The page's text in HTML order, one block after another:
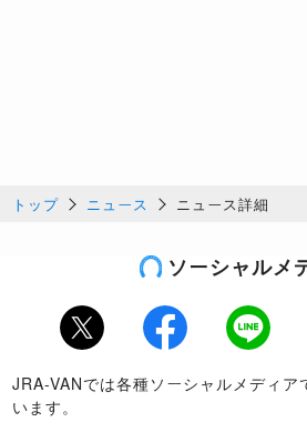
トップ ニュース ニュース詳細
ソーシャルメ
Twitter Facebook LINE
JRA-VANでは各種ソーシャルメディア
います。